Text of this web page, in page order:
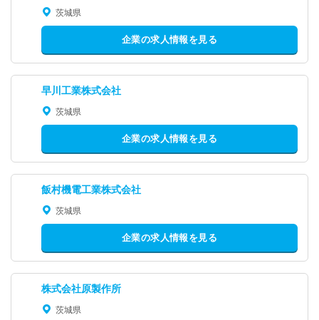
茨城県
企業の求人情報を見る
早川工業株式会社
茨城県
企業の求人情報を見る
飯村機電工業株式会社
茨城県
企業の求人情報を見る
株式会社原製作所
茨城県